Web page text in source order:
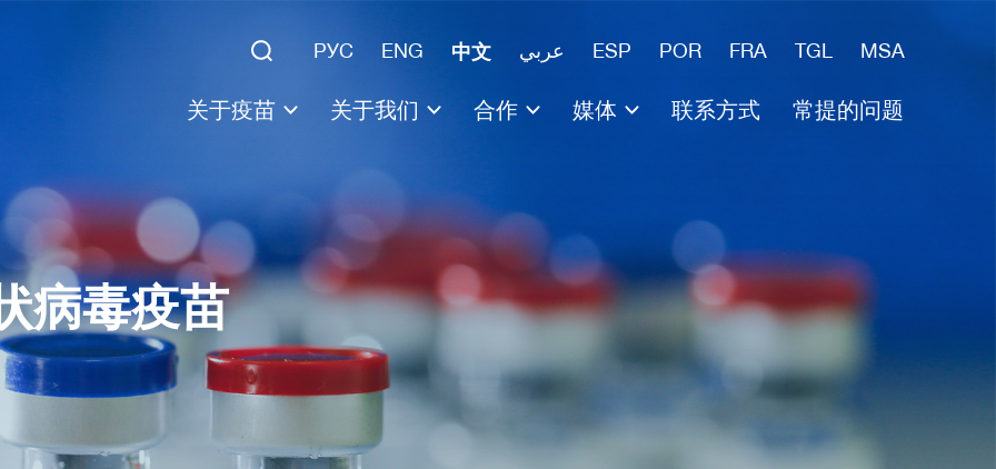
РУС ENG 中文 عربي ESP POR FRA TGL MSA
关于疫苗
关于“Sputnik Light”
临床试验
疫苗结果
科学研究
腺病毒疫苗
所有腺病毒疫苗试验一览表
关于我们
俄罗斯直接投资基金
过去开发的疫苗
合作
科学家合作
媒体
媒体材料
专家评论
联系方式 常提的问题
病毒疫苗